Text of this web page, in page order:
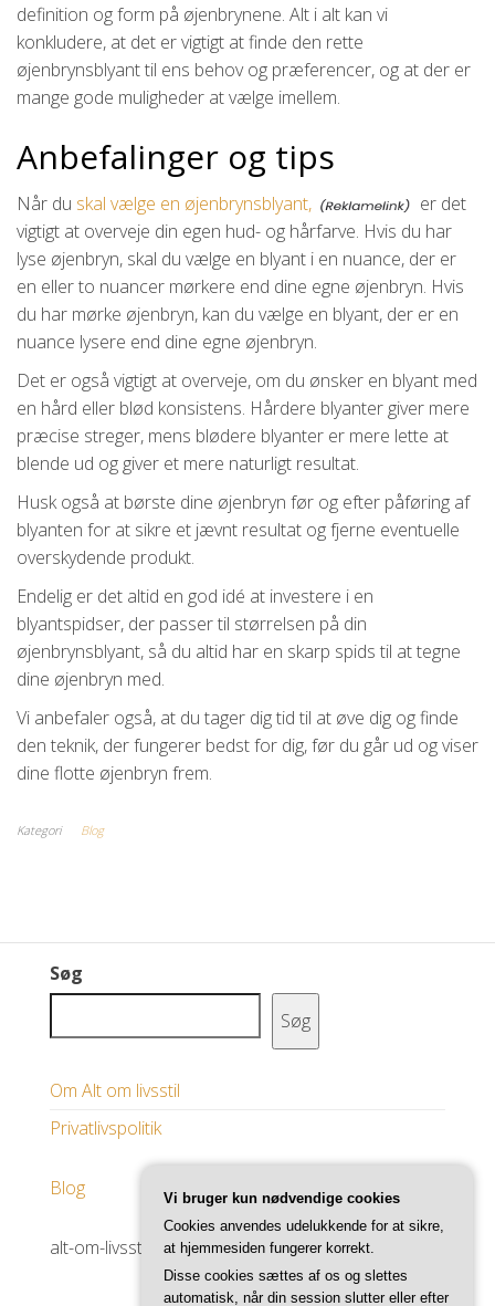
definition og form på øjenbrynene. Alt i alt kan vi
konkludere, at det er vigtigt at finde den rette
øjenbrynsblyant til ens behov og præferencer, og at der er
mange gode muligheder at vælge imellem.
Anbefalinger og tips
Når du skal vælge en øjenbrynsblyant,
er det
vigtigt at overveje din egen hud- og hårfarve. Hvis du har
lyse øjenbryn, skal du vælge en blyant i en nuance, der er
en eller to nuancer mørkere end dine egne øjenbryn. Hvis
du har mørke øjenbryn, kan du vælge en blyant, der er en
nuance lysere end dine egne øjenbryn.
Det er også vigtigt at overveje, om du ønsker en blyant med
en hård eller blød konsistens. Hårdere blyanter giver mere
præcise streger, mens blødere blyanter er mere lette at
blende ud og giver et mere naturligt resultat.
Husk også at børste dine øjenbryn før og efter påføring af
blyanten for at sikre et jævnt resultat og fjerne eventuelle
overskydende produkt.
Endelig er det altid en god idé at investere i en
blyantspidser, der passer til størrelsen på din
øjenbrynsblyant, så du altid har en skarp spids til at tegne
dine øjenbryn med.
Vi anbefaler også, at du tager dig tid til at øve dig og finde
den teknik, der fungerer bedst for dig, før du går ud og viser
dine flotte øjenbryn frem.
Kategori Blog
Søg
Søg
Om Alt om livsstil
Privatlivspolitik
Blog
alt-om-livsstil.dk
Vi bruger kun nødvendige cookies
Cookies anvendes udelukkende for at sikre,
at hjemmesiden fungerer korrekt.
Disse cookies sættes af os og slettes
automatisk, når din session slutter eller efter